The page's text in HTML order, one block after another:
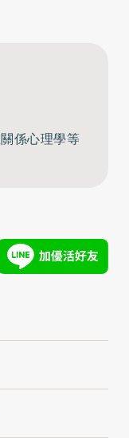
係心理學等